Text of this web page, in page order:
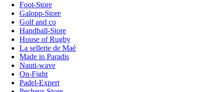
Foot-Store
Galopp-Store
Golf and co
Handball-Store
House of Rugby
La sellerie de Maé
Made in Paradis
Nauti-wave
On-Fight
Padel-Expert